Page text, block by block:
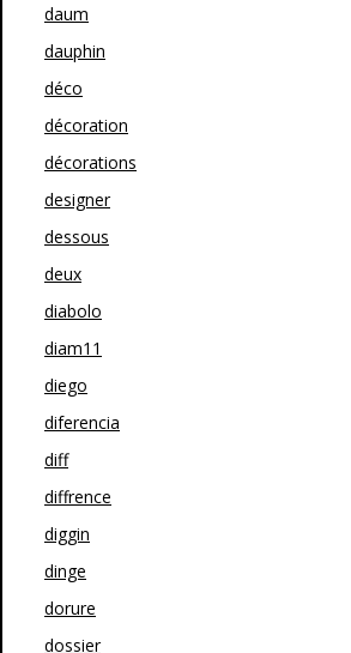
daum
dauphin
déco
décoration
décorations
designer
dessous
deux
diabolo
diam11
diego
diferencia
diff
diffrence
diggin
dinge
dorure
dossier